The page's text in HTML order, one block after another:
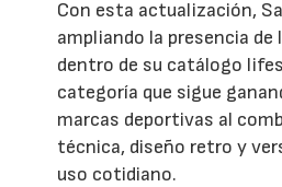
Con esta actualización,
ampliando la presencia de
dentro de su catálogo
categoría que sigue
marcas deportivas al
técnica, diseño retro y
uso cotidiano.